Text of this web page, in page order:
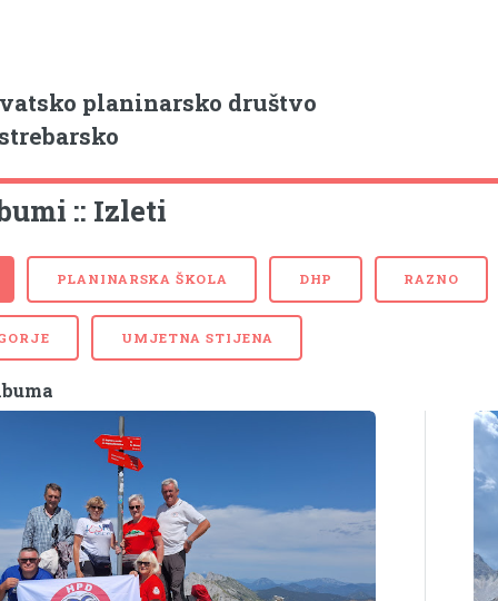
planinarsko društvo
:: Izleti
PLANINARSKA ŠKOLA DHP RAZNO
UMJETNA STIJENA